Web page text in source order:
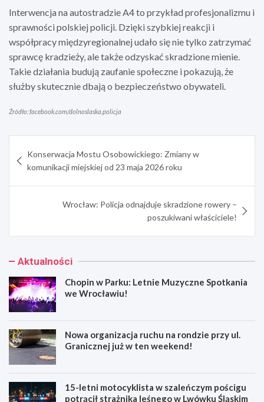
Interwencja na autostradzie A4 to przykład profesjonalizmu i
sprawności polskiej policji. Dzięki szybkiej reakcji i
współpracy międzyregionalnej udało się nie tylko zatrzymać
sprawcę kradzieży, ale także odzyskać skradzione mienie.
Takie działania budują zaufanie społeczne i pokazują, że
służby skutecznie dbają o bezpieczeństwo obywateli.
Źródło: facebook.com/dolnoslaska.policja
wpisu
Konserwacja Mostu Osobowickiego: Zmiany w
komunikacji miejskiej od 23 maja 2026 roku
Wrocław: Policja odnajduje skradzione rowery –
poszukiwani właściciele!
Aktualności
Chopin w Parku: Letnie Muzyczne Spotkania
we Wrocławiu!
Nowa organizacja ruchu na rondzie przy ul.
Granicznej już w ten weekend!
15-letni motocyklista w szaleńczym pościgu
potrącił strażnika leśnego w Lwówku Śląskim